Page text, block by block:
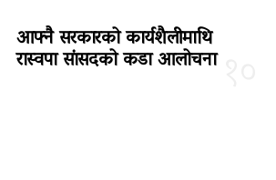
आफ्नै सरकारको कार्यशैलीमाथि
रास्वपा सांसदको कडा आलोचना